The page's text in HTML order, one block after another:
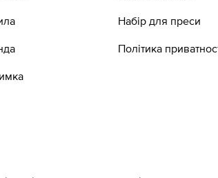
Набір для преси
Політика